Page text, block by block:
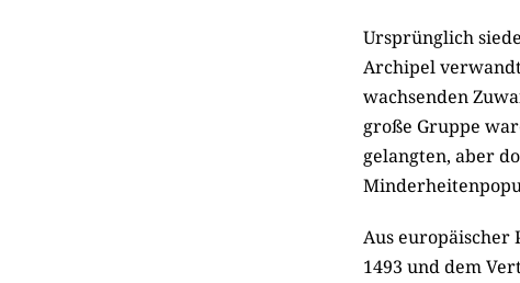
Ursprünglich
Archipel
wachsenden
große Gruppe
gelangten, aber
Aus europäischer
1493 und dem